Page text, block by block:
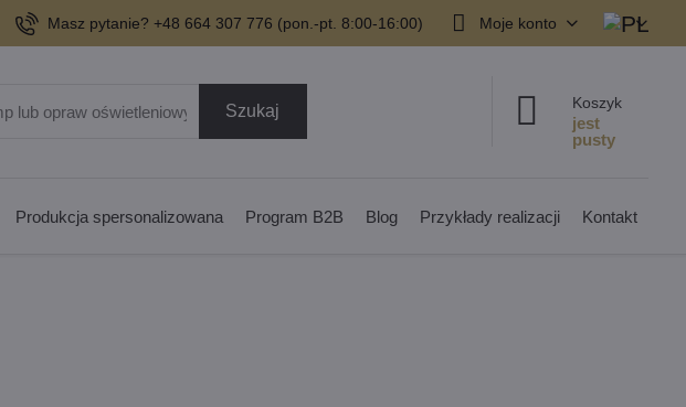
Masz pytanie? +48 664 307 776 (pon.-pt. 8:00-16:00) Moje konto
Szukaj Koszyk
Produkcja spersonalizowana Program B2B Blog Przykłady realizacji Kontakt